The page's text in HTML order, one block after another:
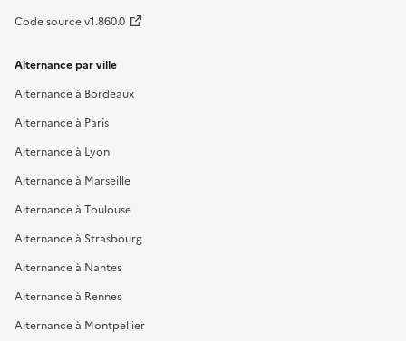
Code source v1.860.0
Alternance par ville
Alternance à Bordeaux
Alternance à Paris
Alternance à Lyon
Alternance à Marseille
Alternance à Toulouse
Alternance à Strasbourg
Alternance à Nantes
Alternance à Rennes
Alternance à Montpellier